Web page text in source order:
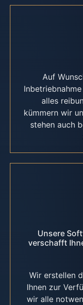
Auf
alles
kümmern wir
stehen auch
Unsere
verschafft
Wir erstellen
Ihnen zur
wir alle